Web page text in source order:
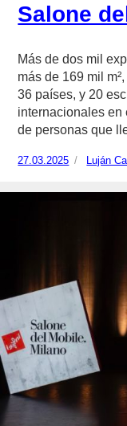
Salone
Más de dos mil
más de 169 mil
36 países, y 20
internacionales en
de personas que
Publicado
27.03.2025
https://
Luján